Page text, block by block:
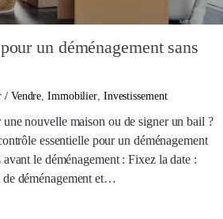
un déménagement sans
/ Vendre,Immobilier, Investissement
une nouvelle maison ou de signer un bail ?
essentielle pour un déménagement
avant le déménagement : Fixez la date :
déménagement et…